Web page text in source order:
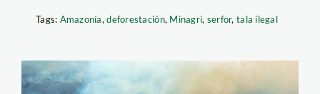
Tags: Amazonía,deforestación, Minagri, serfor, tala ilegal